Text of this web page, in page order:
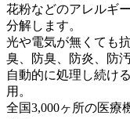
花粉などのアレルギ
分解します。
光や電気が無くても
臭、防臭、防炎、防
自動的に処理し続け
用。
全国3,000ヶ所の医療